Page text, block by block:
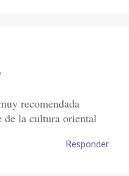
recomendada
de la cultura oriental
Responder